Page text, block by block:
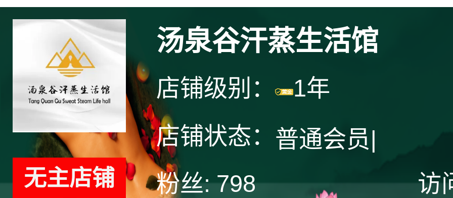
无主店铺
汤泉谷汗蒸生活馆
店铺级别：
1年
店铺状态： 普通会员|
粉丝: 798
访